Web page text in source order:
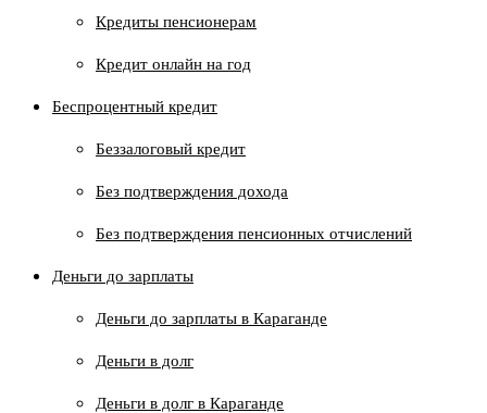
Кредиты пенсионерам
Кредит онлайн на год
Беспроцентный кредит
Беззалоговый кредит
Без подтверждения дохода
Без подтверждения пенсионных отчислений
Деньги до зарплаты
Деньги до зарплаты в Караганде
Деньги в долг
Деньги в долг в Караганде